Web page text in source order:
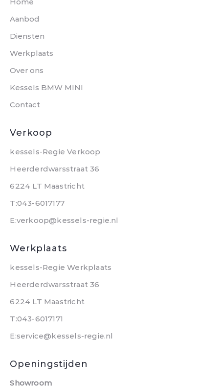
Aanbod
Diensten
Werkplaats
Over ons
Kessels BMW MINI
Contact
Verkoop
kessels-Regie Verkoop
Heerderdwarsstraat 36
6224 LT Maastricht
T:043-6017177
E:verkoop@kessels-regie.nl
Werkplaats
kessels-Regie Werkplaats
Heerderdwarsstraat 36
6224 LT Maastricht
T:043-6017171
E:service@kessels-regie.nl
Openingstijden
Showroom